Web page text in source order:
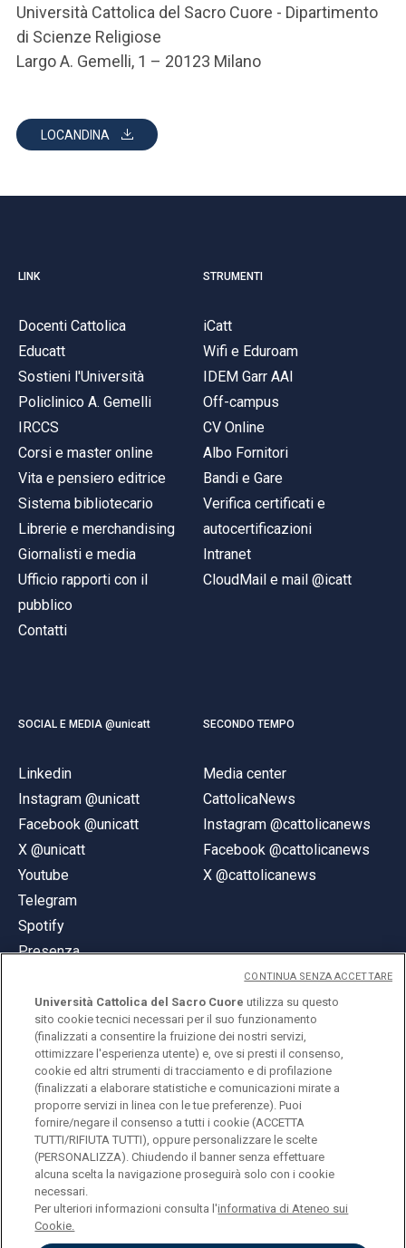
Università Cattolica del Sacro Cuore - Dipartimento
di Scienze Religiose
Largo A. Gemelli, 1 – 20123 Milano
LOCANDINA
LINK
Docenti Cattolica
Educatt
Sostieni l'Università
Policlinico A. Gemelli
IRCCS
Corsi e master online
Vita e pensiero editrice
Sistema bibliotecario
Librerie e merchandising
Giornalisti e media
Ufficio rapporti con il
pubblico
Contatti
STRUMENTI
iCatt
Wifi e Eduroam
IDEM Garr AAI
Off-campus
CV Online
Albo Fornitori
Bandi e Gare
Verifica certificati e
autocertificazioni
Intranet
CloudMail e mail @icatt
SOCIAL E MEDIA @unicatt
Linkedin
Instagram @unicatt
Facebook @unicatt
X @unicatt
Youtube
Telegram
Spotify
Presenza
SECONDO TEMPO
Media center
CattolicaNews
Instagram @cattolicanews
Facebook @cattolicanews
X @cattolicanews
© Università Cattolica del Sacro Cuore
Largo A. Gemelli 1, 20123 Milano
PI 02133120150
ENGLISH
Università Cattolica del Sacro Cuore utilizza su questo
sito cookie tecnici necessari per il suo funzionamento
(finalizzati a consentire la fruizione dei nostri servizi,
ottimizzare l'esperienza utente) e, ove si presti il consenso,
cookie ed altri strumenti di tracciamento e di profilazione
(finalizzati a elaborare statistiche e comunicazioni mirate a
proporre servizi in linea con le tue preferenze). Puoi
fornire/negare il consenso a tutti i cookie (ACCETTA
TUTTI/RIFIUTA TUTTI), oppure personalizzare le scelte
(PERSONALIZZA). Chiudendo il banner senza effettuare
alcuna scelta la navigazione proseguirà solo con i cookie
necessari.
Per ulteriori informazioni consulta l'informativa di Ateneo sui
Cookie.
CONTINUA SENZA ACCETTARE